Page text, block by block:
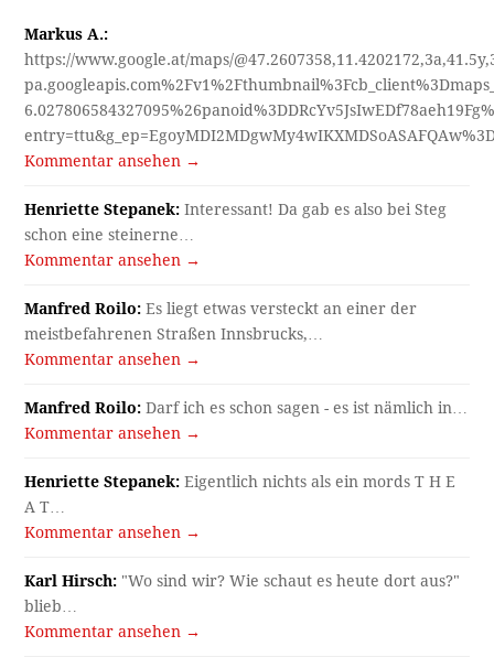
Markus A.:
https://www.google.at/maps/
Kommentar ansehen →
Henriette Stepanek: Interessant! Da gab es also bei Steg
schon eine steinerne…
Kommentar ansehen →
Manfred Roilo: Es liegt etwas versteckt an einer der
meistbefahrenen Straßen Innsbrucks,…
Kommentar ansehen →
Manfred Roilo: Darf ich es schon sagen - es ist nämlich in…
Kommentar ansehen →
Henriette Stepanek: Eigentlich nichts als ein mords T H E
A T…
Kommentar ansehen →
Karl Hirsch: "Wo sind wir? Wie schaut es heute dort aus?"
blieb…
Kommentar ansehen →